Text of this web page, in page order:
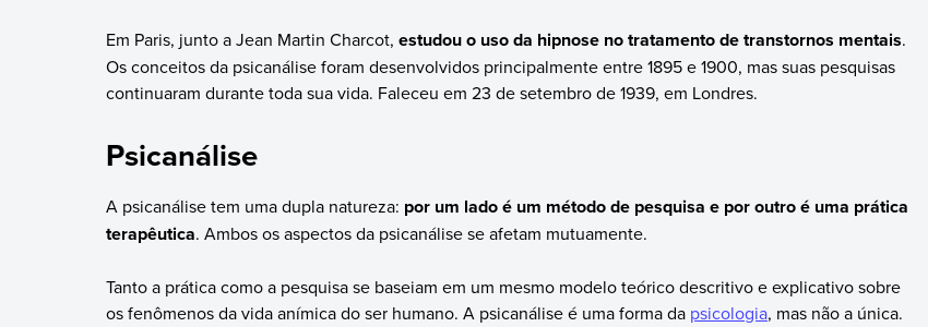
Em Paris, junto a Jean Martin Charcot, estudou o uso da hipnose no tratamento de transtornos mentais.
Os conceitos da psicanálise foram desenvolvidos principalmente entre 1895 e 1900, mas suas pesquisas
continuaram durante toda sua vida. Faleceu em 23 de setembro de 1939, em Londres.
Psicanálise
A psicanálise tem uma dupla natureza: por um lado é um método de pesquisa e por outro é uma prática
terapêutica. Ambos os aspectos da psicanálise se afetam mutuamente.
Tanto a prática como a pesquisa se baseiam em um mesmo modelo teórico descritivo e explicativo sobre
os fenômenos da vida anímica do ser humano. A psicanálise é uma forma da psicologia, mas não a única.